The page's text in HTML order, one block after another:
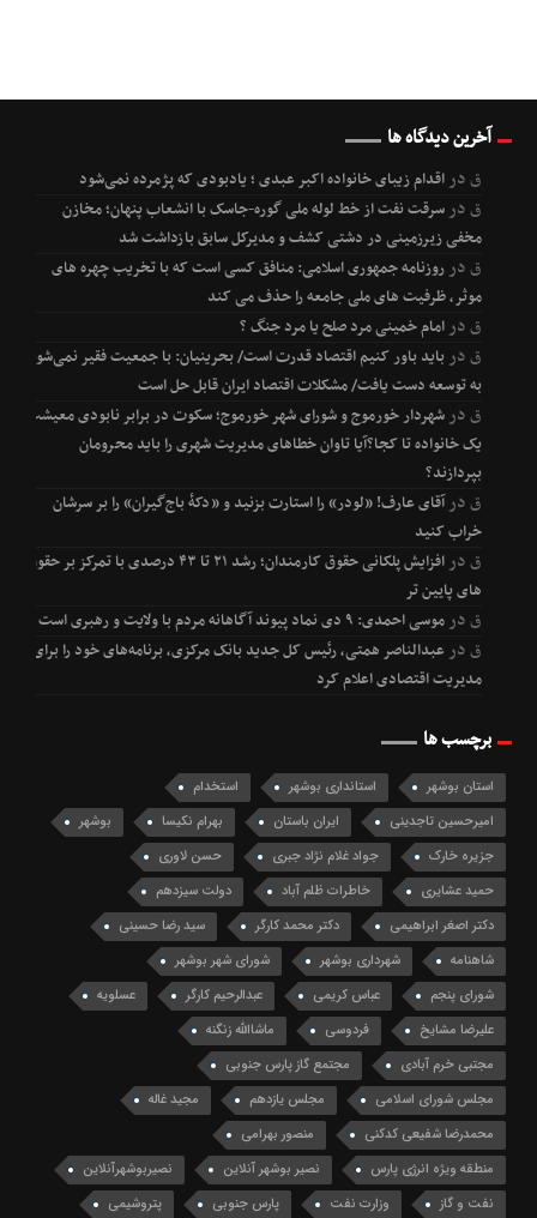
آخرین دیدگاه ها
قدراقدام زیبای خانواده اکبر عبدی ؛ یادبودی که پژمرده نمی‌شود
قدرسرقت نفت از خط لوله ملی گوره-جاسک با انشعاب پنهان؛ مخازن
مخفی زیرزمینی در دشتی کشف و مدیرکل سابق بازداشت شد
قدرروزنامه جمهوری اسلامی: منافق کسی است که با تخریب چهره های
موثر، ظرفیت های ملی جامعه را حذف می کند
قدرامام خمینی مرد صلح یا مرد جنگ ؟
قدرباید باور کنیم اقتصاد قدرت است/ بحرینیان: با جمعیت فقیر نمی‌شود
به توسعه دست یافت/ مشکلات اقتصاد ایران قابل حل است
قدرشهردار خورموج و شورای شهر خورموج؛ سکوت در برابر نابودی معیشت
یک خانواده تا کجا؟آیا تاوان خطاهای مدیریت شهری را باید محرومان
بپردازند؟
قدرآقای عارف! «لودر» را استارت بزنید و «دکۀ باج‌گیران» را بر سرشان
خراب کنید
قدر
افزایش پلکانی حقوق کارمندان؛ رشد ۲۱ تا ۴۳ درصدی با تمرکز بر حقوق
های پایین تر
قدرموسی احمدی: ۹ دی نماد پیوند آگاهانه مردم با ولایت و رهبری است
قدر عبدالناصر همتی، رئیس کل جدید بانک مرکزی، برنامه‌های خود را برای
مدیریت اقتصادی اعلام کرد
برچسب ها
استان بوشهر استانداری بوشهر
استخدام
امیرحسین تاجدینی
ایران باستان بهرام نکیسا
بوشهر
جزیره خارک
جواد غلام نژاد جبری
حسن لاوری
حمید عشایری
خاطرات ظلم آباد
دولت سیزدهم
دکتر اصغر ابراهیمی
دکتر محمد کارگر
سید رضا حسینی
شاهنامه
شهرداری بوشهر
شورای شهر بوشهر
شورای پنجم
عباس کریمی عبدالرحیم کارگر
عسلویه
علیرضا مشایخ
فردوسی
ماشاالله زنگنه
مجتبی خرم آبادی
مجتمع گاز پارس جنوبی
مجلس شورای اسلامی
مجلس یازدهم
مجید غاله
محمدرضا شفیعی کدکنی
منصور بهرامی
منطقه ویژه انرژی پارس
نصیر بوشهر آنلاین
نصیربوشهرآنلاین
نفت و گاز
وزارت نفت پارس جنوبی پتروشیمی